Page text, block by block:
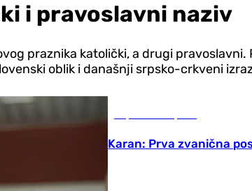
i pravoslavni naziv
praznika katolički, a drugi
oblik i današnji srpsko-crkveni
Karan: Prva zvanična